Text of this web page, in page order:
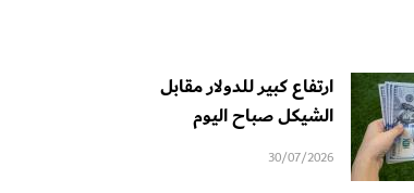
ارتفاع كبير للدولار مقابل
الشيكل صباح اليوم
30/07/2026